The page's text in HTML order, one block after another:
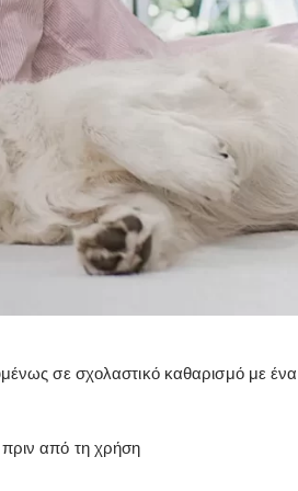
σε σχολαστικό καθαρισμό με ένα
πριν από τη χρήση